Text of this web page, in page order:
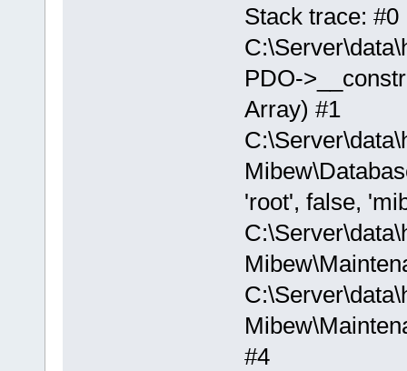
Stack trace: #0
PDO-
Array) #1
'root', false,
#4